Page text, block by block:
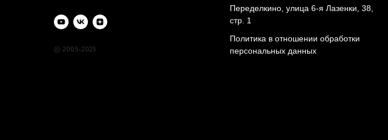
© 2005-2025
Переделкино, улица 6-я Лазенки, 38,
стр. 1
Политика в отношении обработки
персональных данных